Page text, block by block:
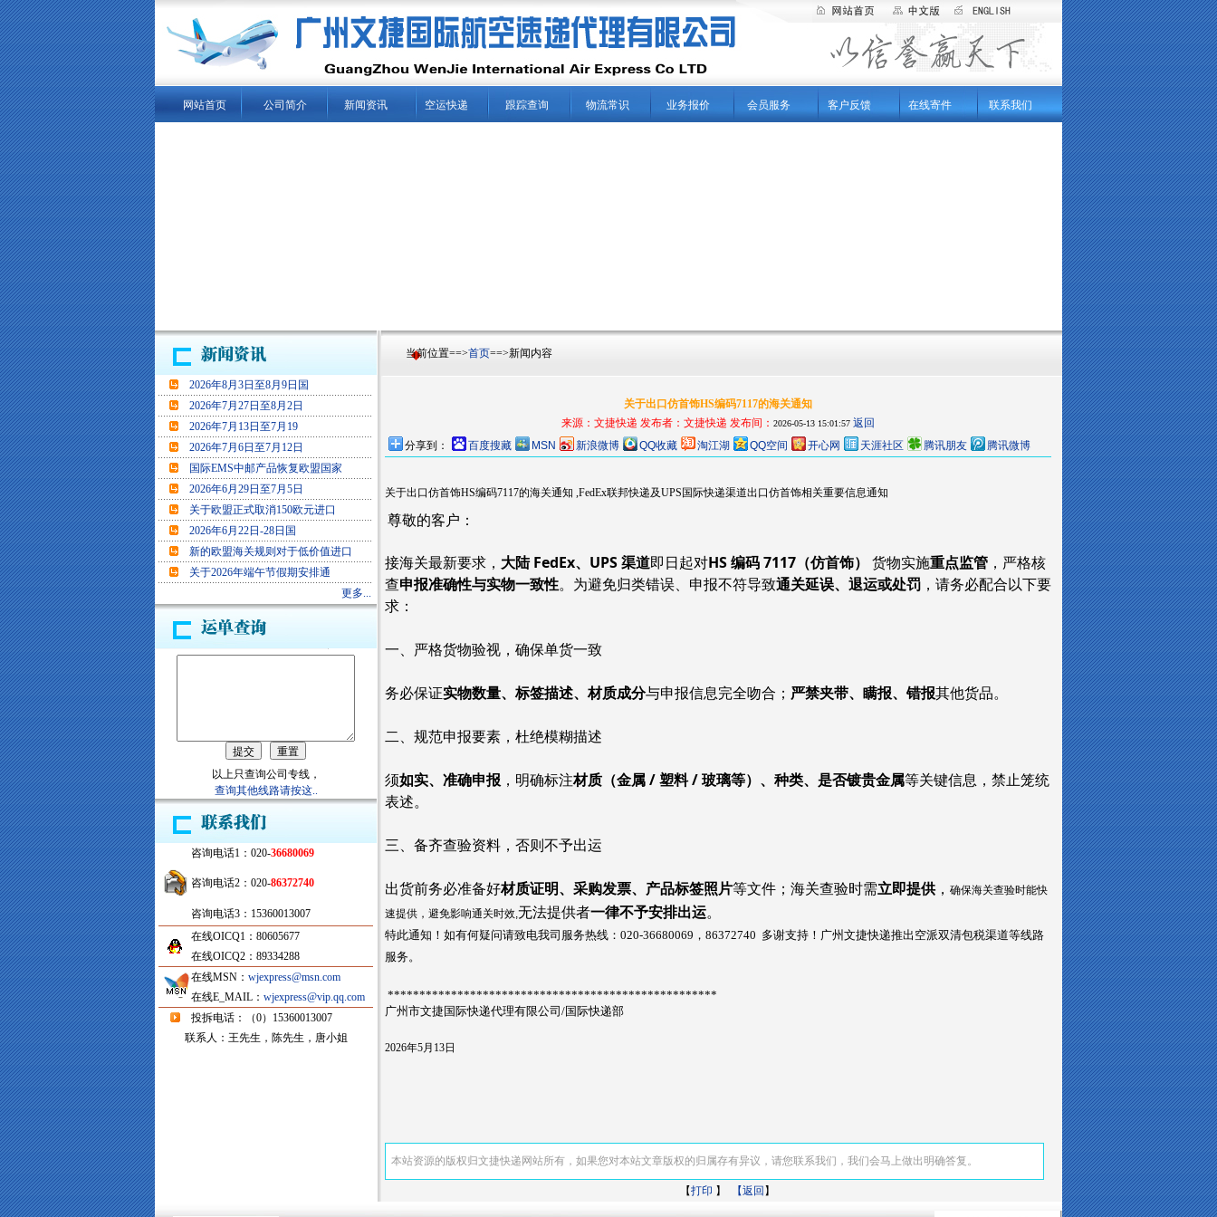
网站首页 公司简介 新闻资讯 空运快递 跟踪查询 物流常识 业务报价 会员服务 客户反馈 在线寄件 联系我们
2026年8月3日至8月9日国
2026年7月27日至8月2日
2026年7月13日至7月19
2026年7月6日至7月12日
国际EMS中邮产品恢复欧盟国家
2026年6月29日至7月5日
关于欧盟正式取消150欧元进口
2026年6月22日-28日国
新的欧盟海关规则对于低价值进口
关于2026年端午节假期安排通
更多...
以上只查询公司专线，
查询其他线路请按这..
咨询电话1：020-36680069
咨询电话2：020-86372740
咨询电话3：15360013007
在线OICQ1：80605677
在线OICQ2：89334288
在线MSN： wjexpress@msn.com
在线E_MAIL： wjexpress@vip.qq.com
投拆电话：（0）15360013007
联系人：王先生，陈先生，唐小姐
当前位置==>首页==>新闻内容
关于出口仿首饰HS编码7117的海关通知
来源：文捷快递 发布者： 文捷快递 发布间： 2026-05-13 15:01:57 返回
分享到：
百度搜藏 MSN 新浪微博 QQ收藏 淘江湖 QQ空间 开心网 天涯社区 腾讯朋友 腾讯微博
关于出口仿首饰HS编码7117的海关通知 ,FedEx联邦快递及UPS国际快递渠道出口仿首饰相关重要信息通知
尊敬的客户：
接海关最新要求， 大陆 FedEx、UPS 渠道即日起对HS 编码 7117（仿首饰） 货物实施重点监管 ，严格核
查申报准确性与实物一致性。为避免归类错误、申报不符导致通关延误、退运或处罚 ，请务必配合以下要
求：
一、严格货物验视，确保单货一致
务必保证实物数量、标签描述、材质成分与申报信息完全吻合； 严禁夹带、瞒报、错报其他货品。
二、规范申报要素，杜绝模糊描述
须如实、准确申报 ，明确标注材质（金属 / 塑料 / 玻璃等）、种类、是否镀贵金属等关键信息，禁止笼统
表述。
三、备齐查验资料，否则不予出运
出货前务必准备好材质证明、采购发票、产品标签照片等文件；海关查验时需立即提供， 确保海关查验时能快
速提供，避免影响通关时效,无法提供者一律不予安排出运。
特此通知！如有何疑问请致电我司服务热线：020-36680069，86372740 多谢支持！广州文捷快递推出空派双清包税渠道等线路
服务。
****************************************************
广州市文捷国际快递代理有限公司/国际快递部
2026年5月13日
本站资源的版权归文捷快递网站所有，如果您对本站文章版权的归属存有异议，请您联系我们，我们会马上做出明确答复。
【打印 】 【返回 】